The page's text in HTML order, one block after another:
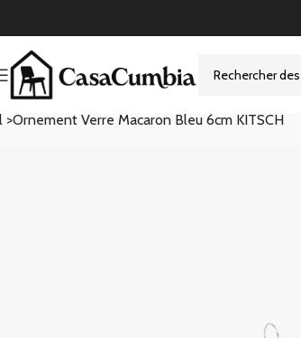
>Ornement Verre Macaron Bleu 6cm KITSCH